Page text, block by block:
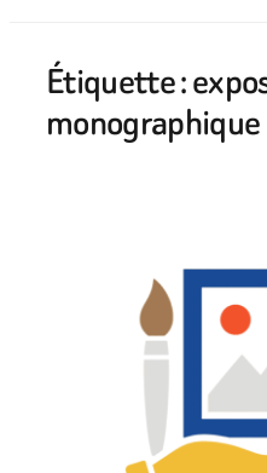
Étiquette :
monographique